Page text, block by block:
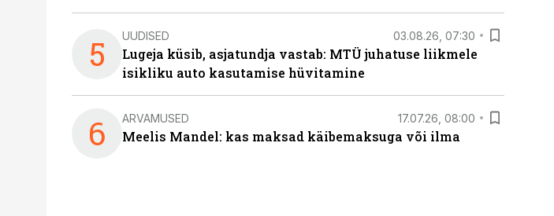
5 UUDISED 03.08.26, 07:30
Lugeja küsib, asjatundja vastab: MTÜ juhatuse liikmele
isikliku auto kasutamise hüvitamine
6 ARVAMUSED 17.07.26, 08:00
Meelis Mandel: kas maksad käibemaksuga või ilma